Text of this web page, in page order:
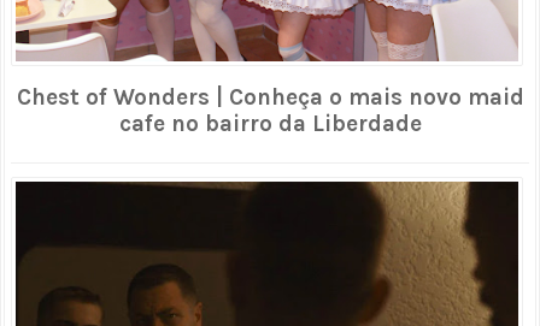
Chest of Wonders | Conheça o mais novo maid
cafe no bairro da Liberdade